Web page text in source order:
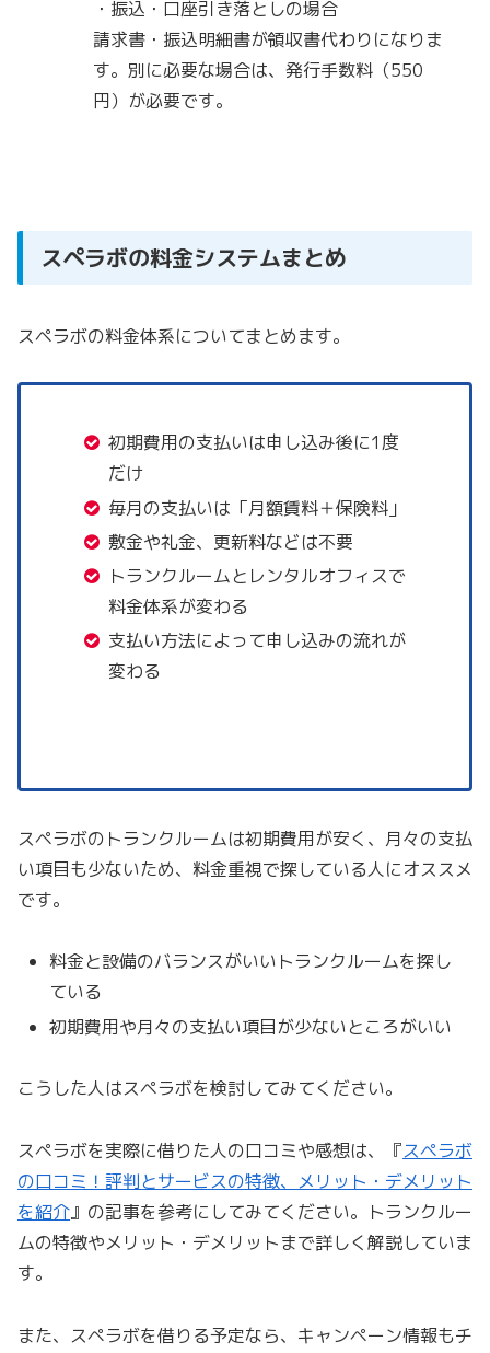
・振込・口座引き落としの場合
請求書・振込明細書が領収書代わりになりま
す。別に必要な場合は、発行手数料（550
円）が必要です。
スペラボの料金システムまとめ
スペラボの料金体系についてまとめます。
初期費用の支払いは申し込み後に1度
だけ
毎月の支払いは「月額賃料＋保険料」
敷金や礼金、更新料などは不要
トランクルームとレンタルオフィスで
料金体系が変わる
支払い方法によって申し込みの流れが
変わる
スペラボのトランクルームは初期費用が安く、月々の支払
い項目も少ないため、料金重視で探している人にオススメ
です。
料金と設備のバランスがいいトランクルームを探し
ている
初期費用や月々の支払い項目が少ないところがいい
こうした人はスペラボを検討してみてください。
スペラボを実際に借りた人の口コミや感想は、『スペラボ
の口コミ！評判とサービスの特徴、メリット・デメリット
を紹介』の記事を参考にしてみてください。トランクルー
ムの特徴やメリット・デメリットまで詳しく解説していま
す。
また、スペラボを借りる予定なら、キャンペーン情報もチ